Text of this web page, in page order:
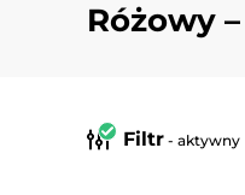
Różowy
Filtr - aktywny